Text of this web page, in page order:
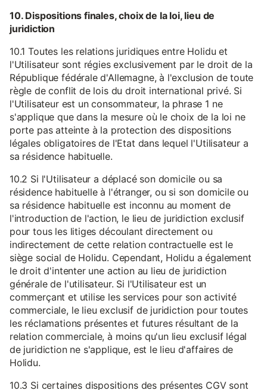
10. Dispositions finales, choix de la loi, lieu de
juridiction
10.1 Toutes les relations juridiques entre Holidu et
l'Utilisateur sont régies exclusivement par le droit de la
République fédérale d'Allemagne, à l'exclusion de toute
règle de conflit de lois du droit international privé. Si
l'Utilisateur est un consommateur, la phrase 1 ne
s'applique que dans la mesure où le choix de la loi ne
porte pas atteinte à la protection des dispositions
légales obligatoires de l'Etat dans lequel l'Utilisateur a
sa résidence habituelle.
10.2 Si l'Utilisateur a déplacé son domicile ou sa
résidence habituelle à l'étranger, ou si son domicile ou
sa résidence habituelle est inconnu au moment de
l'introduction de l'action, le lieu de juridiction exclusif
pour tous les litiges découlant directement ou
indirectement de cette relation contractuelle est le
siège social de Holidu. Cependant, Holidu a également
le droit d'intenter une action au lieu de juridiction
générale de l'utilisateur. Si l'Utilisateur est un
commerçant et utilise les services pour son activité
commerciale, le lieu exclusif de juridiction pour toutes
les réclamations présentes et futures résultant de la
relation commerciale, à moins qu'un lieu exclusif légal
de juridiction ne s'applique, est le lieu d'affaires de
Holidu.
10.3 Si certaines dispositions des présentes CGV sont